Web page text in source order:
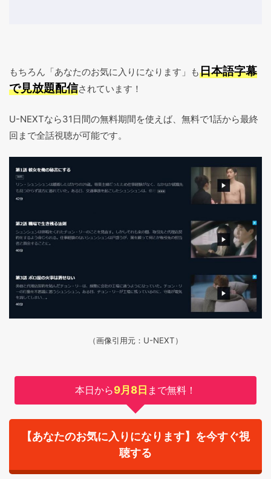
もちろん「あなたのお気に入りになります」も日本語字幕
で見放題配信されています！
U-NEXTなら31日間の無料期間を使えば、無料で1話から最終
回まで全話視聴が可能です。
（画像引用元：U-NEXT）
本日から9月8日 まで無料！
【あなたのお気に入りになります】を今すぐ視
聴する